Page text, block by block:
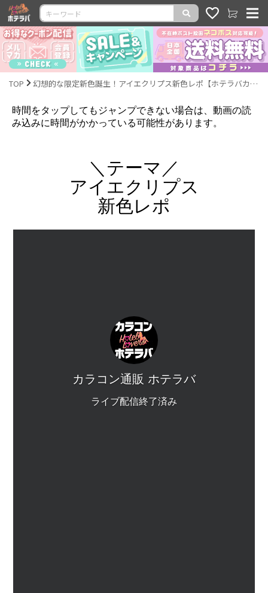
TOP 幻想的な限定新色誕生！アイエクリプス新色レポ【ホテラバカラコンレポLIVE】
時間をタップしてもジャンプできない場合は、動画の読
み込みに時間がかかっている可能性があります。
＼テーマ／
アイエクリプス
新色レポ